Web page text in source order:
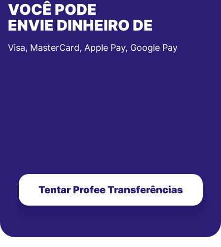
VOCÊ PODE
ENVIE DINHEIRO DE
Visa, MasterCard, Apple Pay, Google Pay
Tentar Profee Transferências